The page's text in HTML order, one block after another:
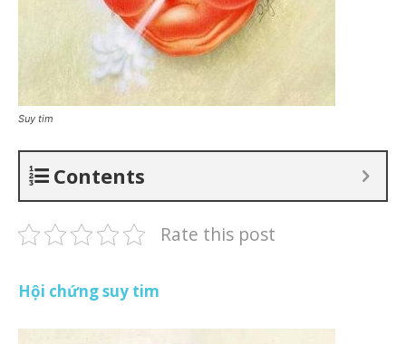
Suy tim
Contents
Rate this post
Hội chứng suy tim